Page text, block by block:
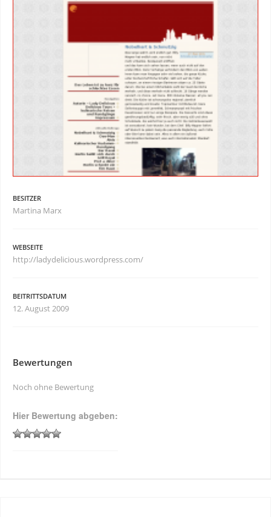
BESITZER
Martina Marx
WEBSEITE
http://ladydelicious.wordpress.com/
BEITRITTSDATUM
12. August 2009
Bewertungen
Noch ohne Bewertung
Hier Bewertung abgeben: